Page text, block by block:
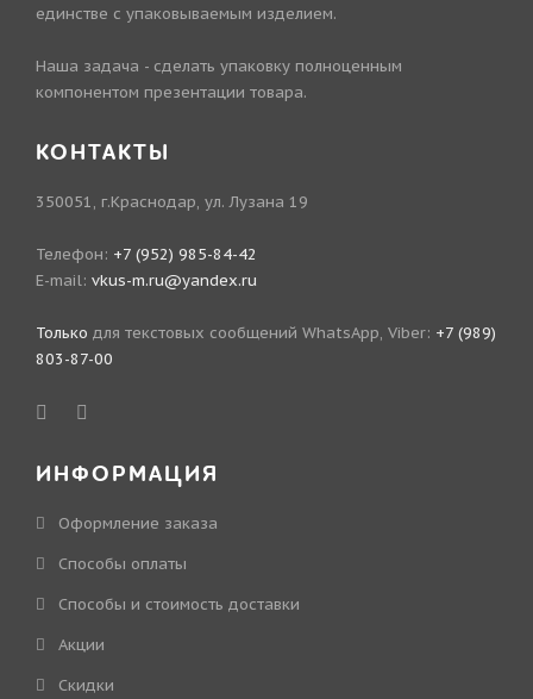
единстве с упаковываемым изделием.
Наша задача - сделать упаковку полноценным
компонентом презентации товара.
КОНТАКТЫ
350051, г.Краснодар, ул. Лузана 19
Телефон: +7 (952) 985-84-42
E-mail: vkus-m.ru@yandex.ru
Только для текстовых сообщений WhatsApp, Viber: +7 (989)
803-87-00
ИНФОРМАЦИЯ
Оформление заказа
Способы оплаты
Способы и стоимость доставки
Акции
Скидки